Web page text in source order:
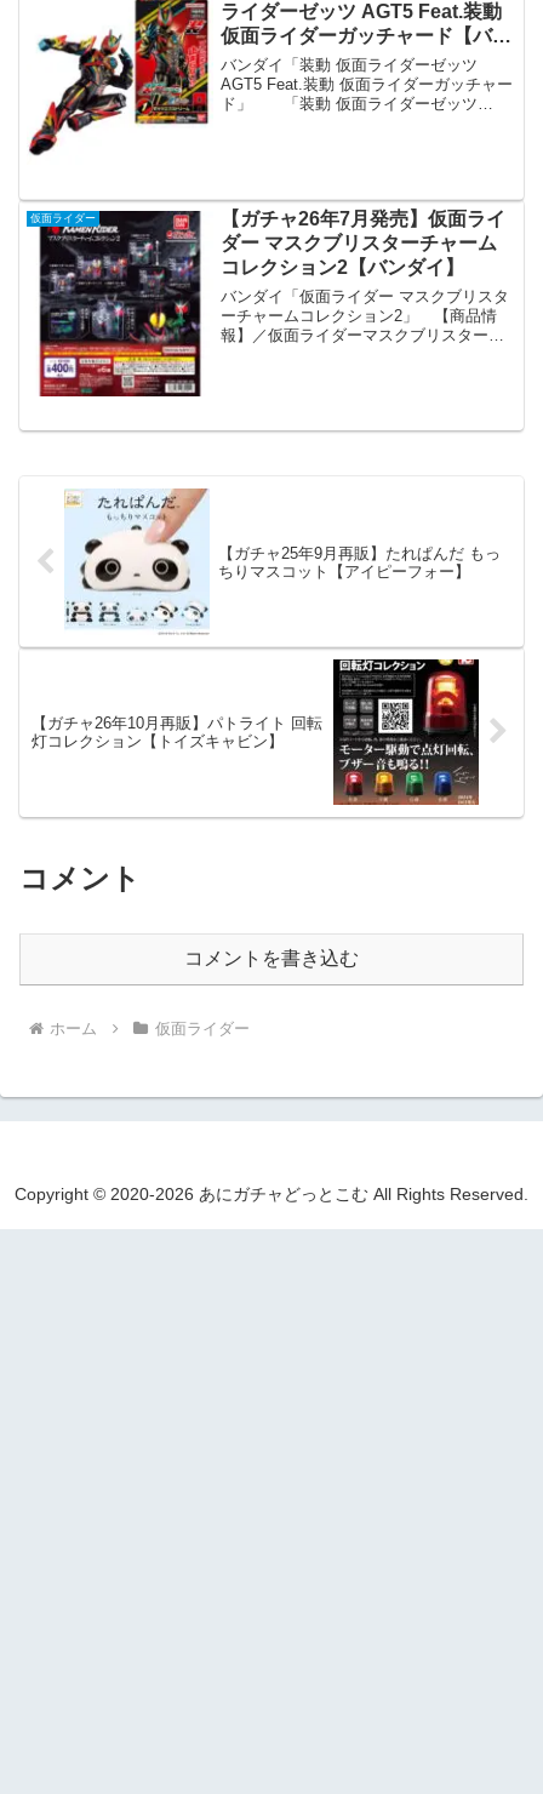
ライダーゼッツ AGT5 Feat.装動
仮面ライダーガッチャード【バン
ダイ】
バンダイ「装動 仮面ライダーゼッツ
AGT5 Feat.装動 仮面ライダーガッチャー
ド」 「装動 仮面ライダーゼッツ
仮面ライダー
【ガチャ26年7月発売】仮面ライ
ダー マスクブリスターチャーム
コレクション2【バンダイ】
バンダイ「仮面ライダー マスクブリスタ
ーチャームコレクション2」 【商品情
報】／仮面ライダーマスクブリスターチ
【ガチャ25年9月再販】たれぱんだ もっ
ちりマスコット【アイピーフォー】
【ガチャ26年10月再販】パトライト 回転
灯コレクション【トイズキャビン】
コメント
コメントを書き込む
ホーム 仮面ライダー
Copyright © 2020-2026 あにガチャどっとこむ All Rights Reserved.